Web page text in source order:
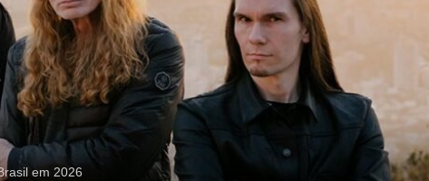
em 2026